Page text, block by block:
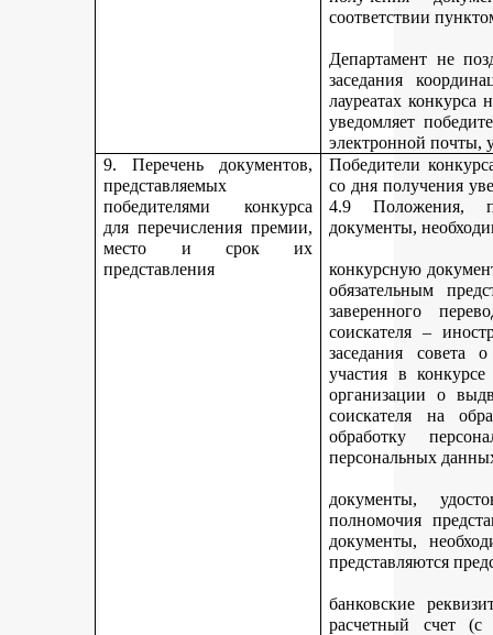
соответствии
Департамент не
заседания
лауреатах
уведомляет
электронной почты,
9. Перечень документов,
представляемых
победителями конкурса
для перечисления премии,
место и срок их
представления
Победители
со дня получения
4.9 Положения,
документы,
конкурсную
обязательным
заверенного
соискателя –
заседания совета
участия в
организации о
соискателя на
обработку
персональных
документы,
полномочия
документы,
представляются
банковские
расчетный счет (с